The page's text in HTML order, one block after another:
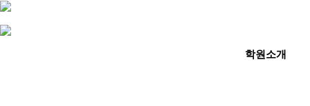
학원소개